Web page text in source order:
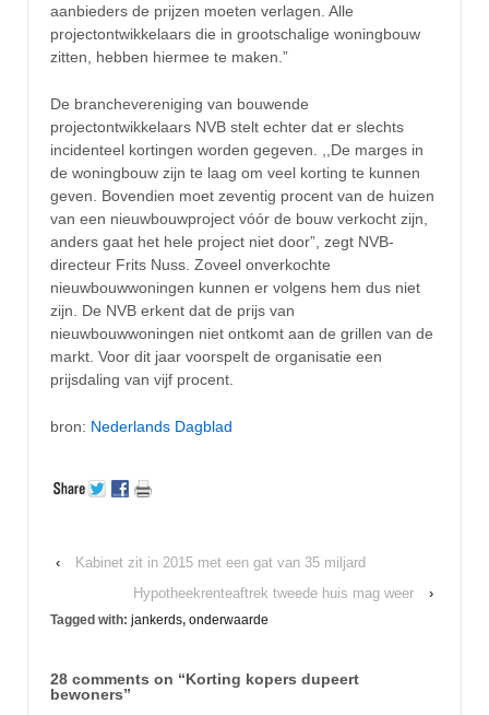
aanbieders de prijzen moeten verlagen. Alle
projectontwikkelaars die in grootschalige woningbouw
zitten, hebben hiermee te maken.”
De branchevereniging van bouwende
projectontwikkelaars NVB stelt echter dat er slechts
incidenteel kortingen worden gegeven. ,,De marges in
de woningbouw zijn te laag om veel korting te kunnen
geven. Bovendien moet zeventig procent van de huizen
van een nieuwbouwproject vóór de bouw verkocht zijn,
anders gaat het hele project niet door”, zegt NVB-
directeur Frits Nuss. Zoveel onverkochte
nieuwbouwwoningen kunnen er volgens hem dus niet
zijn. De NVB erkent dat de prijs van
nieuwbouwwoningen niet ontkomt aan de grillen van de
markt. Voor dit jaar voorspelt de organisatie een
prijsdaling van vijf procent.
bron: Nederlands Dagblad
‹
Kabinet zit in 2015 met een gat van 35 miljard
Hypotheekrenteaftrek tweede huis mag weer
›
Tagged with: jankerds, onderwaarde
28 comments on “Korting kopers dupeert
bewoners”